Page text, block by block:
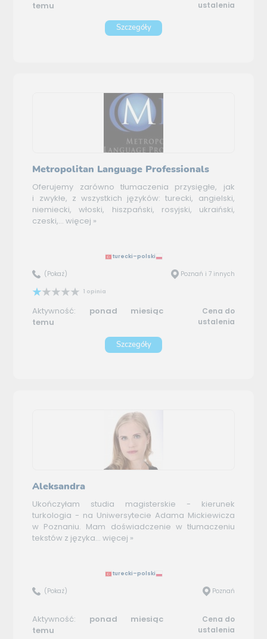
temu ustalenia
Szczegóły
Metropolitan Language Professionals
Oferujemy zarówno tłumaczenia przysięgłe, jak
i zwykłe, z wszystkich języków: turecki, angielski,
niemiecki, włoski, hiszpański, rosyjski, ukraiński,
czeski,... więcej »
turecki–polski
(Pokaż) Poznań i 7 innych
1 opinia
Aktywność: ponad miesiąc
temu
Cena do
ustalenia
Szczegóły
Aleksandra
Ukończyłam studia magisterskie - kierunek
turkologia - na Uniwersytecie Adama Mickiewicza
w Poznaniu. Mam doświadczenie w tłumaczeniu
tekstów z języka... więcej »
turecki–polski
(Pokaż) Poznań
Aktywność: ponad miesiąc
temu
Cena do
ustalenia